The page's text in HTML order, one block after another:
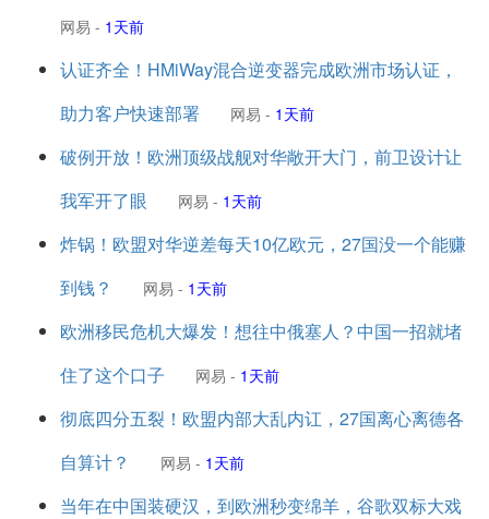
网易 - 1天前
认证齐全！HMiWay混合逆变器完成欧洲市场认证，
助力客户快速部署
网易 - 1天前
破例开放！欧洲顶级战舰对华敞开大门，前卫设计让
我军开了眼
网易 - 1天前
炸锅！欧盟对华逆差每天10亿欧元，27国没一个能赚
到钱？
网易 - 1天前
欧洲移民危机大爆发！想往中俄塞人？中国一招就堵
住了这个口子
网易 - 1天前
彻底四分五裂！欧盟内部大乱内讧，27国离心离德各
自算计？
网易 - 1天前
当年在中国装硬汉，到欧洲秒变绵羊，谷歌双标大戏